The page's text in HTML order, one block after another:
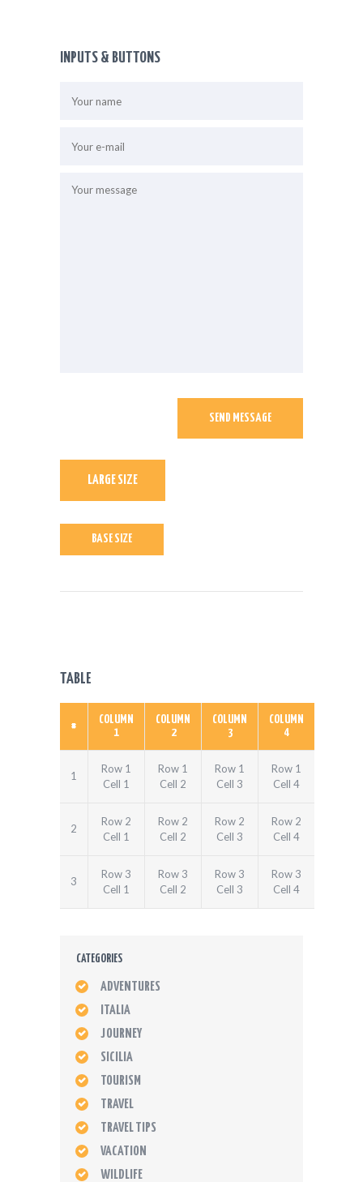
INPUTS & BUTTONS
LARGE SIZE
BASE SIZE
TABLE
#
COLUMN
1
COLUMN
2
COLUMN
3
COLUMN
4
1
Row 1
Cell 1
Row 1
Cell 2
Row 1
Cell 3
Row 1
Cell 4
2
Row 2
Cell 1
Row 2
Cell 2
Row 2
Cell 3
Row 2
Cell 4
3
Row 3
Cell 1
Row 3
Cell 2
Row 3
Cell 3
Row 3
Cell 4
CATEGORIES
ADVENTURES
ITALIA
JOURNEY
SICILIA
TOURISM
TRAVEL
TRAVEL TIPS
VACATION
WILDLIFE